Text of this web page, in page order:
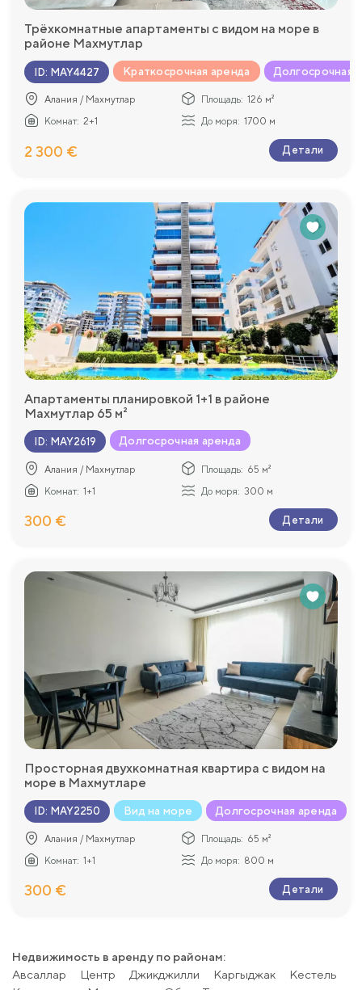
Трёхкомнатные апартаменты с видом на море в
районе Махмутлар
ID: MAY4427 Краткосрочная аренда Долгосрочная
Алания / Махмутлар Площадь: 126 м²
Комнат: 2+1 До моря: 1700 м
2 300 € Детали
Апартаменты планировкой 1+1 в районе
Махмутлар 65 м²
ID: MAY2619 Долгосрочная аренда
Алания / Махмутлар Площадь: 65 м²
Комнат: 1+1 До моря: 300 м
300 € Детали
Просторная двухкомнатная квартира с видом на
море в Махмутларе
ID: MAY2250 Вид на море Долгосрочная аренда
Алания / Махмутлар Площадь: 65 м²
Комнат: 1+1 До моря: 800 м
300 € Детали
Недвижимость в аренду по районам:
Авсаллар
Центр Джикджилли Каргыджак
Kестель